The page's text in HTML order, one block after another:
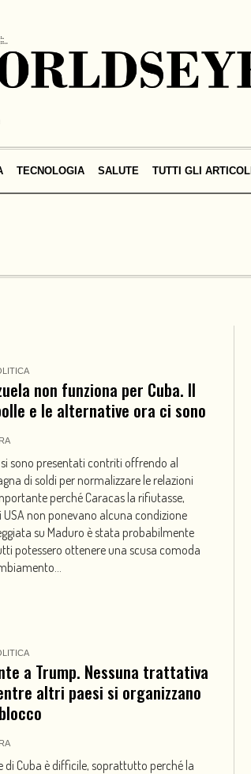
TECNOLOGIA SALUTE TUTTI GLI ARTICOLI
non funziona per Cuba. Il
e le alternative ora ci sono
sono presentati contriti offrendo al
di soldi per normalizzare le relazioni
perché Caracas la rifiutasse,
non ponevano alcuna condizione
su Maduro è stata probabilmente
potessero ottenere una scusa comoda
a Trump. Nessuna trattativa
altri paesi si organizzano
di Cuba è difficile, soprattutto perché la